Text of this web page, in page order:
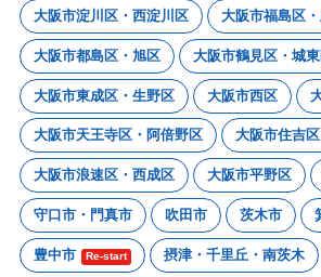
大阪市淀川区・西淀川区 大阪市福島区
大阪市都島区・旭区 大阪市鶴見区・城
大阪市東成区・生野区 大阪市西区
大阪市天王寺区・阿倍野区 大阪市住吉
大阪市浪速区・西成区 大阪市平野区
守口市・門真市 吹田市 茨木市
豊中市 Re-start 摂津・千里丘・南茨木